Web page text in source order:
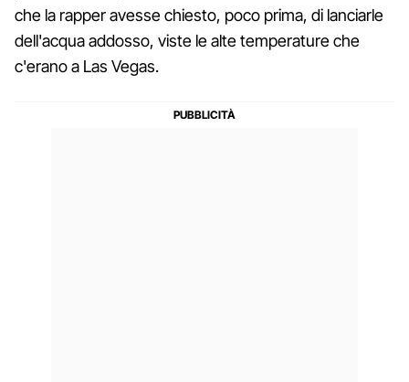
che la rapper avesse chiesto, poco prima, di lanciarle
dell'acqua addosso, viste le alte temperature che
c'erano a Las Vegas.